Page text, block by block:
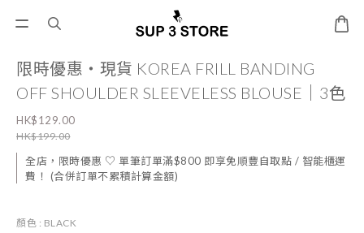
限時優惠・現貨 KOREA FRILL BANDING
OFF SHOULDER SLEEVELESS BLOUSE｜3色
HK$129.00
HK$199.00
全店，限時優惠 ♡ 單筆訂單滿$800 即享免順豐自取點 / 智能櫃運
費！ (合併訂單不累積計算金額)
顏色 : BLACK